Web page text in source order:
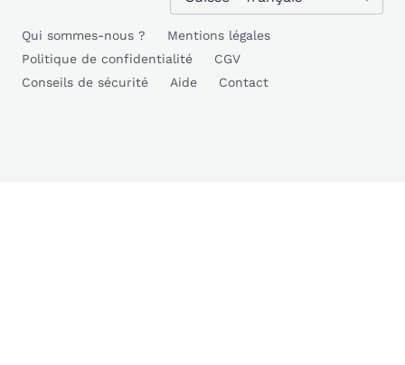
Qui sommes-nous ?
Mentions légales
Politique de confidentialité
CGV
Conseils de sécurité
Aide Contact